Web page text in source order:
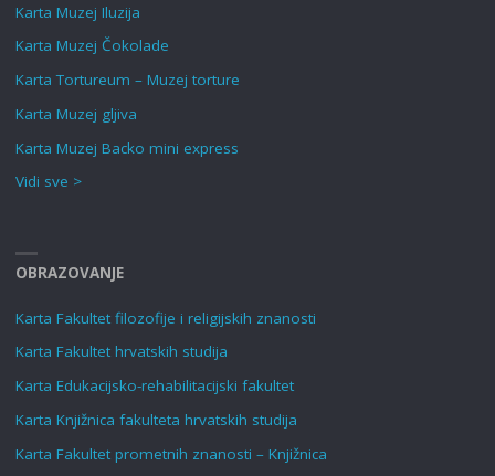
Karta Muzej Iluzija
Karta Muzej Čokolade
Karta Tortureum – Muzej torture
Karta Muzej gljiva
Karta Muzej Backo mini express
Vidi sve >
OBRAZOVANJE
Karta Fakultet filozofije i religijskih znanosti
Karta Fakultet hrvatskih studija
Karta Edukacijsko-rehabilitacijski fakultet
Karta Knjižnica fakulteta hrvatskih studija
Karta Fakultet prometnih znanosti – Knjižnica